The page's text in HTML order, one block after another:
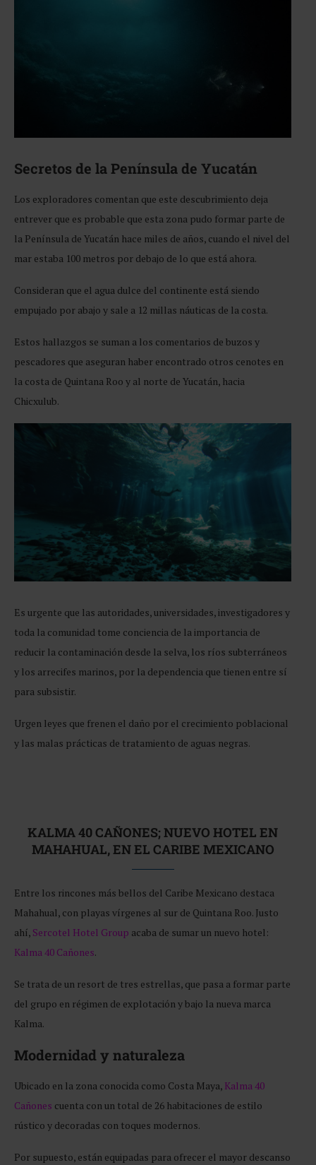
Secretos de la Península de Yucatán
Los exploradores comentan que este descubrimiento deja
entrever que es probable que esta zona pudo formar parte de
la Península de Yucatán hace miles de años, cuando el nivel del
mar estaba 100 metros por debajo de lo que está ahora.
Consideran que el agua dulce del continente está siendo
empujado por abajo y sale a 12 millas náuticas de la costa.
Estos hallazgos se suman a los comentarios de buzos y
pescadores que aseguran haber encontrado otros cenotes en
la costa de Quintana Roo y al norte de Yucatán, hacia
Chicxulub.
Es urgente que las autoridades, universidades, investigadores y
toda la comunidad tome conciencia de la importancia de
reducir la contaminación desde la selva, los ríos subterráneos
y los arrecifes marinos, por la dependencia que tienen entre sí
para subsistir.
Urgen leyes que frenen el daño por el crecimiento poblacional
y las malas prácticas de tratamiento de aguas negras.
KALMA 40 CAÑONES; NUEVO HOTEL EN
MAHAHUAL, EN EL CARIBE MEXICANO
Entre los rincones más bellos del Caribe Mexicano destaca
Mahahual, con playas vírgenes al sur de Quintana Roo. Justo
ahí, Sercotel Hotel Group acaba de sumar un nuevo hotel:
Kalma 40 Cañones.
Se trata de un resort de tres estrellas, que pasa a formar parte
del grupo en régimen de explotación y bajo la nueva marca
Kalma.
Modernidad y naturaleza
Ubicado en la zona conocida como Costa Maya, Kalma 40
Cañones cuenta con un total de 26 habitaciones de estilo
rústico y decoradas con toques modernos.
Por supuesto, están equipadas para ofrecer el mayor descanso